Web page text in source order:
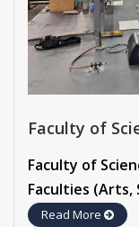
Faculty of
Faculty of
Faculties (Arts,
Read More